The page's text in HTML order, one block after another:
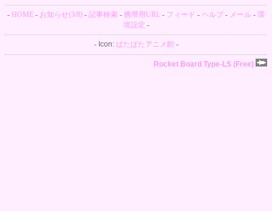
- HOME - お知らせ(3/8) - 記事検索 - 携帯用URL - フィード - ヘルプ - メール - 環
境設定 -
- Icon: ぱたぱたアニメ館-
Rocket Board Type-LS (Free)